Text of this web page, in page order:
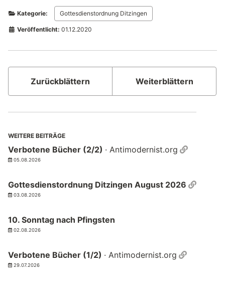
Kategorie: Gottesdienstordnung Ditzingen
Veröffentlicht: 01.12.2020
Zurückblättern Weiterblättern
WEITERE BEITRÄGE
Verbotene Bücher (2/2) · Antimodernist.org
05.08.2026
Gottesdienstordnung Ditzingen August 2026
03.08.2026
10. Sonntag nach Pfingsten
02.08.2026
Verbotene Bücher (1/2) · Antimodernist.org Permalink
29.07.2026